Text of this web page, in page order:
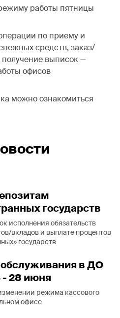
работы пятницы
по приему и
средств, заказ/
выписок —
офисов
можно ознакомиться
государств
исполнения обязательств
вкладов и выплате процентов
государств
в ДО
- 28 июня
режима кассового
офисе